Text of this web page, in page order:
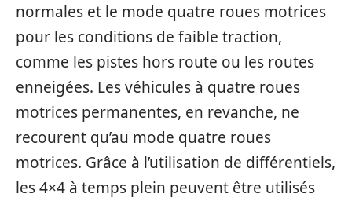
normales et le mode quatre roues motrices
pour les conditions de faible traction,
comme les pistes hors route ou les routes
enneigées. Les véhicules à quatre roues
motrices permanentes, en revanche, ne
recourent qu’au mode quatre roues
motrices. Grâce à l’utilisation de différentiels,
les 4×4 à temps plein peuvent être utilisés